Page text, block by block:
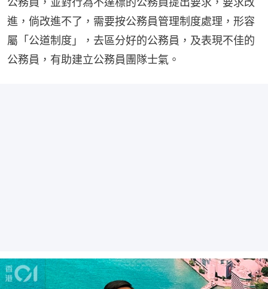
進，倘改進不了，需要按公務員管理制度處理，形容
屬「公道制度」，去區分好的公務員，及表現不佳的
公務員，有助建立公務員團隊士氣。